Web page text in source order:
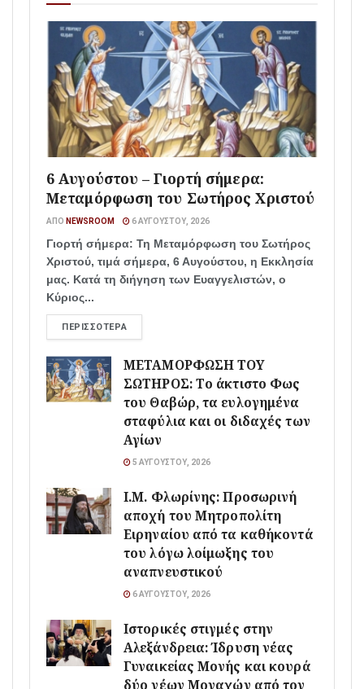
6 Αυγούστου – Γιορτή σήμερα:
Μεταμόρφωση του Σωτήρος Χριστού
ΑΠΌ NEWSROOM 6 ΑΥΓΟΎΣΤΟΥ, 2026
Γιορτή σήμερα: Τη Μεταμόρφωση του Σωτήρος
Χριστού, τιμά σήμερα, 6 Αυγούστου, η Εκκλησία
μας. Κατά τη διήγηση των Ευαγγελιστών, ο
Κύριος...
ΠΕΡΙΣΣΌΤΕΡΑ
ΜΕΤΑΜΟΡΦΩΣΗ ΤΟΥ
ΣΩΤΗΡΟΣ: Το άκτιστο Φως
του Θαβώρ, τα ευλογημένα
σταφύλια και οι διδαχές των
Αγίων
5 ΑΥΓΟΎΣΤΟΥ, 2026
Ι.Μ. Φλωρίνης: Προσωρινή
αποχή του Μητροπολίτη
Ειρηναίου από τα καθήκοντά
του λόγω λοίμωξης του
αναπνευστικού
6 ΑΥΓΟΎΣΤΟΥ, 2026
Ιστορικές στιγμές στην
Αλεξάνδρεια: Ίδρυση νέας
Γυναικείας Μονής και κουρά
δύο νέων Μοναχών από τον